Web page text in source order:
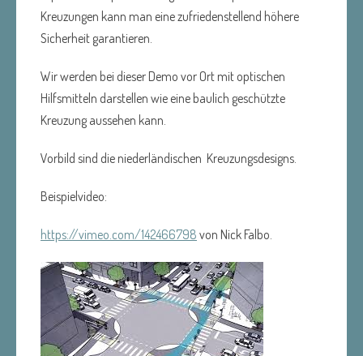
Kreuzungen kann man eine zufriedenstellend höhere
Sicherheit garantieren.
Wir werden bei dieser Demo vor Ort mit optischen
Hilfsmitteln darstellen wie eine baulich geschützte
Kreuzung aussehen kann.
Vorbild sind die niederländischen Kreuzungsdesigns.
Beispielvideo:
https://vimeo.com/142466798 von Nick Falbo.